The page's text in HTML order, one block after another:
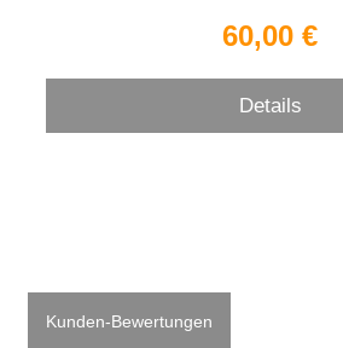
60,00 €
Details
Kunden-Bewertungen